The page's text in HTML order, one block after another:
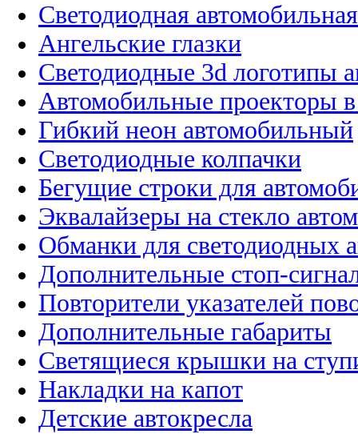
Светодиодная
Ангельские глазки
Светодиодные 3d логотипы
Автомобильные проекторы
Гибкий неон автомобильный
Светодиодные колпачки
Бегущие строки для
Эквалайзеры на стекло
Обманки для светодиодных
Дополнительные стоп-
Повторители указателей
Дополнительные габариты
Светящиеся крышки на
Накладки на капот
Детские автокресла